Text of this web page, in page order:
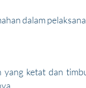
dalam
yang ketat dan